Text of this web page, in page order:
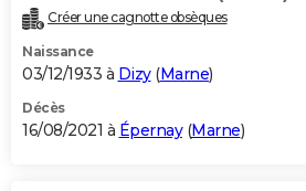
Créer une cagnotte obsèques
Naissance
03/12/1933 à Dizy(Marne)
Décès
16/08/2021 à Épernay(Marne)